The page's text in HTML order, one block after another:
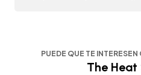
PUEDE QUE TE
The Heat